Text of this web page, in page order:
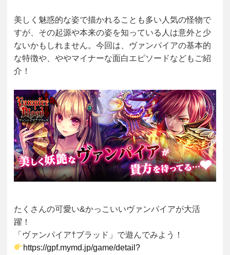
美しく魅惑的な姿で描かれることも多い人気の怪物で
すが、その起源や本来の姿を知っている人は意外と少
ないかもしれません。今回は、ヴァンパイアの基本的
な特徴や、ややマイナーな面白エピソードなどもご紹
介！
たくさんの可愛い&かっこいいヴァンパイアが大活
躍！
「ヴァンパイア†ブラッド」で遊んでみよう！
https://gpf.mymd.jp/game/detail?